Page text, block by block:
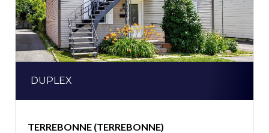
DUPLEX
TERREBONNE (TERREBONNE)